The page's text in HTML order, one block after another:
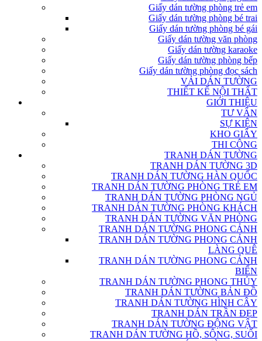
Giấy dán tường phòng trẻ em
Giấy dán tường phòng bé trai
Giấy dán tường phòng bé gái
Giấy dán tường văn phòng
Giấy dán tường karaoke
Giấy dán tường phòng bếp
Giấy dán tường phòng đọc sách
VẢI DÁN TƯỜNG
THIẾT KẾ NỘI THẤT
GIỚI THIỆU
TƯ VẤN
SỰ KIỆN
KHO GIẤY
THI CÔNG
TRANH DÁN TƯỜNG
TRANH DÁN TƯỜNG 3D
TRANH DÁN TƯỜNG HÀN QUỐC
TRANH DÁN TƯỜNG PHÒNG TRẺ EM
TRANH DÁN TƯỜNG PHÒNG NGỦ
TRANH DÁN TƯỜNG PHÒNG KHÁCH
TRANH DÁN TƯỜNG VĂN PHÒNG
TRANH DÁN TƯỜNG PHONG CẢNH
TRANH DÁN TƯỜNG PHONG CẢNH
LÀNG QUÊ
TRANH DÁN TƯỜNG PHONG CẢNH
BIỂN
TRANH DÁN TƯỜNG PHONG THỦY
TRANH DÁN TƯỜNG BẢN ĐỒ
TRANH DÁN TƯỜNG HÌNH CÂY
TRANH DÁN TRẦN ĐẸP
TRANH DÁN TƯỜNG ĐỘNG VẬT
TRANH DÁN TƯỜNG HỒ, SÔNG, SUỐI